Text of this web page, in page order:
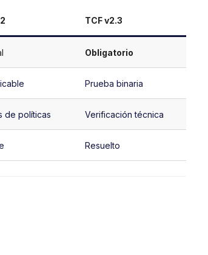
TCF v2.3
Obligatorio
Prueba binaria
de políticas Verificación técnica
Resuelto